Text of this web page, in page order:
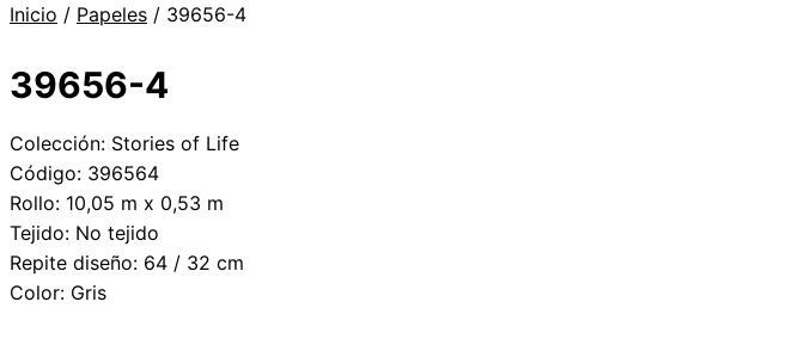
Inicio / Papeles / 39656-4
39656-4
Colección: Stories of Life
Código: 396564
Rollo: 10,05 m x 0,53 m
Tejido: No tejido
Repite diseño: 64 / 32 cm
Color: Gris